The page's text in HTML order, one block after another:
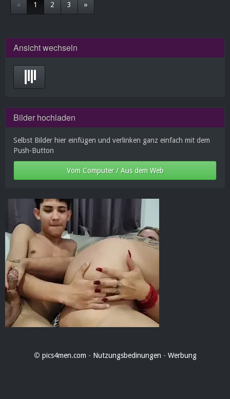
« 1 2 3 »
Ansicht wechseln
Bilder hochladen
Selbst Bilder hier einfügen und verlinken ganz einfach mit dem
Push-Button
Vom Computer / Aus dem Web
© pics4men.com - Nutzungsbedinungen - Werbung